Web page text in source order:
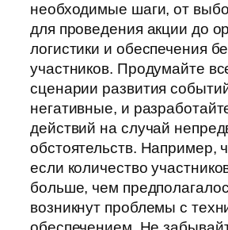
необходимые шаги, от
для проведения акции до
логистики и обеспечения
участников. Продумайте
сценарии развития
негативные, и
действий на случай
обстоятельств. Например,
если количество
больше, чем
возникнут проблемы с